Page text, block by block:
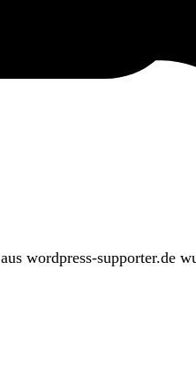
aus wordpress-supporter.de